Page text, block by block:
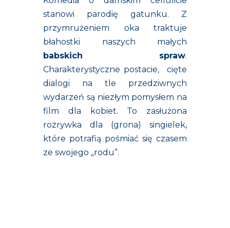
stanowi parodię gatunku. Z
przymrużeniem oka traktuje
błahostki naszych małych
babskich spraw.
Charakterystyczne postacie, cięte
dialogi na tle przedziwnych
wydarzeń są niezłym pomysłem na
film dla kobiet. To zasłużona
rozrywka dla (grona) singielek,
które potrafią pośmiać się czasem
ze swojego „rodu”.